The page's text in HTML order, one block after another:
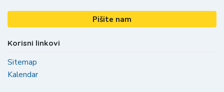
Pišite nam
Korisni linkovi
Sitemap
Kalendar